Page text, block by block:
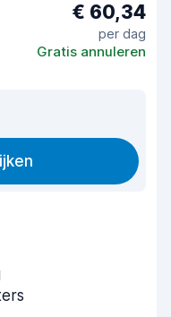
€ 60,34
per dag
Gratis annuleren